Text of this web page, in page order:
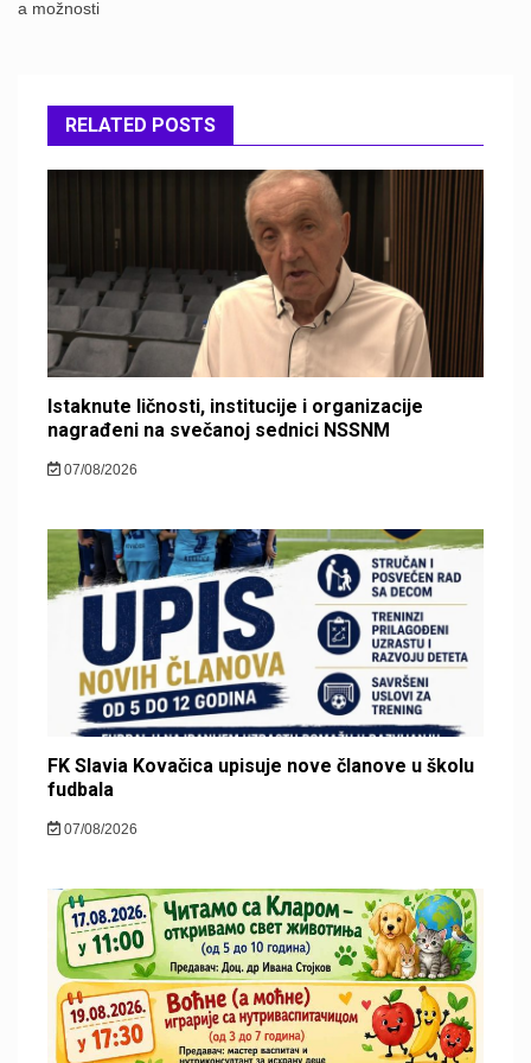
a možnosti
RELATED POSTS
Istaknute ličnosti, institucije i organizacije
nagrađeni na svečanoj sednici NSSNM
07/08/2026
FK Slavia Kovačica upisuje nove članove u školu
fudbala
07/08/2026